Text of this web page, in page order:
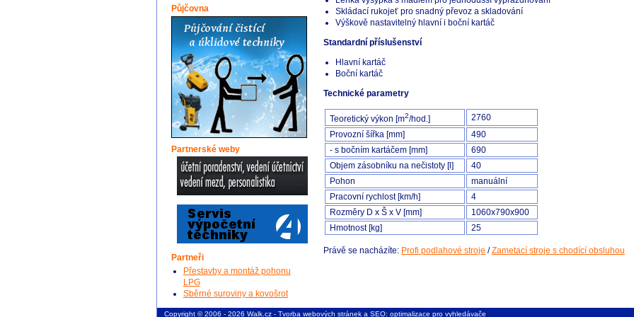
Skládací rukojeť pro snadný převoz a skladování
Výškově nastavitelný hlavní i boční kartáč
Standardní příslušenství
Hlavní kartáč
Boční kartáč
Technické parametry
Teoretický výkon [m2/hod.]
2760
Provozní šířka [mm]
490
- s bočním kartáčem [mm]
690
Objem zásobníku na nečistoty [l]
40
Pohon
manuální
Pracovní rychlost [km/h]
4
Rozměry D x Š x V [mm]
1060x790x900
Hmotnost [kg]
25
Právě se nacházíte: Profi podlahové stroje /Zametací stroje s chodící obsluhou
Půjčovna
Partnerské weby
Partneři
Přestavby a montáž pohonu
LPG
Sběrné suroviny a kovošrot
Copyright © 2006 - 2026 Walk.cz - Tvorba webových stránek a SEO: optimalizace pro vyhledávače